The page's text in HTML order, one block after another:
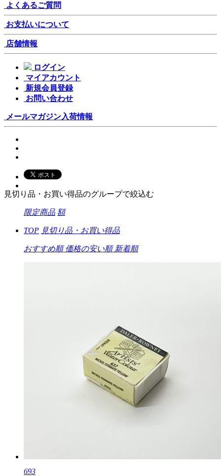
よくあるご質問
お支払いについて
店舗情報
ログイン
マイアカウント
新規会員登録
お問い合わせ
メールマガジン入荷情報
見切り品・お買い得品のグループで絞込む
限定商品 額
TOP 見切り品・お買い得品
おすすめ順 価格の安い順 新着順
693